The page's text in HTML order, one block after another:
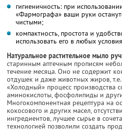
гигиеничность: при
«Фармографа» ваши руки
чистыми;
компактность, простота и
использовать его в любых
Натуральное растительное мыло
старинным аптечным прописям
течение месяца. Оно не содержит
отдушек и даже животных жиров, т.е.
«Холодный» процесс производства
аминокислоты, фосфолипиды и
Многокомпонентная рецептура на
кокосового и других масел,
ингредиентов, лучшее сырье в
технологией позволили создать